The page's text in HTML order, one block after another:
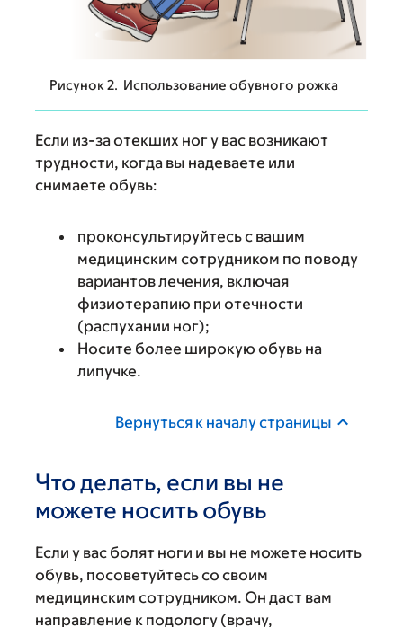
Рисунок 2. Использование обувного рожка
Если из-за отекших ног у вас возникают
трудности, когда вы надеваете или
снимаете обувь:
проконсультируйтесь с вашим
медицинским сотрудником по поводу
вариантов лечения, включая
физиотерапию при отечности
(распухании ног);
Носите более широкую обувь на
липучке.
Вернуться к началу страницы
Что делать, если вы не
можете носить обувь
Если у вас болят ноги и вы не можете носить
обувь, посоветуйтесь со своим
медицинским сотрудником. Он даст вам
направление к подологу (врачу,